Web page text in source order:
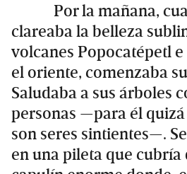
Por la mañana,
clareaba la belleza
volcanes Popocatépetl
el oriente, comenzaba
Saludaba a sus árboles
personas —para él
son seres sintientes—.
en una pileta que cubría